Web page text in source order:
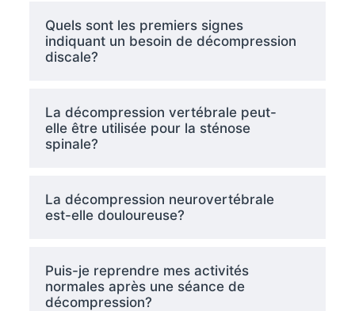
Quels sont les premiers signes
indiquant un besoin de décompression
discale?
La décompression vertébrale peut-
elle être utilisée pour la sténose
spinale?
La décompression neurovertébrale
est-elle douloureuse?
Puis-je reprendre mes activités
normales après une séance de
décompression?